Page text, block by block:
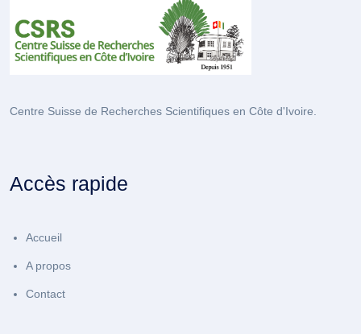
Centre Suisse de Recherches Scientifiques en Côte d'Ivoire.
Accès rapide
Accueil
A propos
Contact